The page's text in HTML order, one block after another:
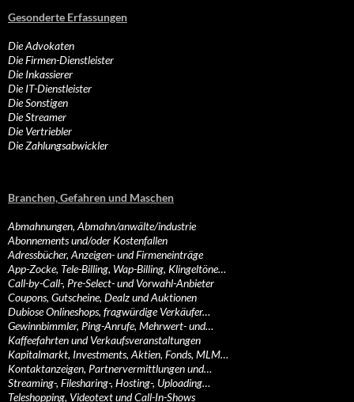
Gesonderte Erfassungen
Die Advokaten
Die Firmen-Dienstleister
Die Inkassierer
Die IT-Dienstleister
Die Sonstigen
Die Streamer
Die Vertriebler
Die Zahlungsabwickler
Branchen, Gefahren und Maschen
Abmahnungen, Abmahn/anwälte/industrie
Abonnements und/oder Kostenfallen
Adressbücher, Anzeigen- und Firmeneinträge
App-Zocke, Tele-Billing, Wap-Billing, Klingeltöne…
Call-by-Call-, Pre-Select- und Vorwahl-Anbieter
Coupons, Gutscheine, Dealz und Auktionen
Dubiose Onlineshops, fragwürdige Verkäufer…
Gewinnbimmler, Ping-Anrufe, Mehrwert- und…
Kaffeefahrten und Verkaufsveranstaltungen
Kapitalmarkt, Investments, Aktien, Fonds, MLM…
Kontaktanzeigen, Partnervermittlungen und…
Streaming-, Filesharing-, Hosting-, Uploading…
Teleshopping, Videotext und Call-In-Shows